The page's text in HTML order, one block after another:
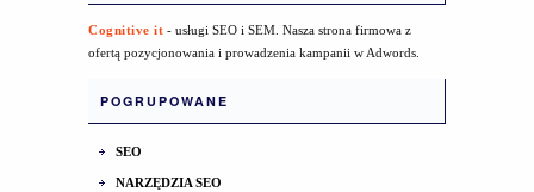
Cognitive it - usługi SEO i SEM. Nasza strona firmowa z
ofertą pozycjonowania i prowadzenia kampanii w Adwords.
POGRUPOWANE
SEO
NARZĘDZIA SEO